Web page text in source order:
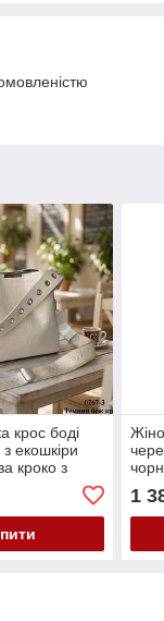
крос боді
екошкіри
кроко з
1